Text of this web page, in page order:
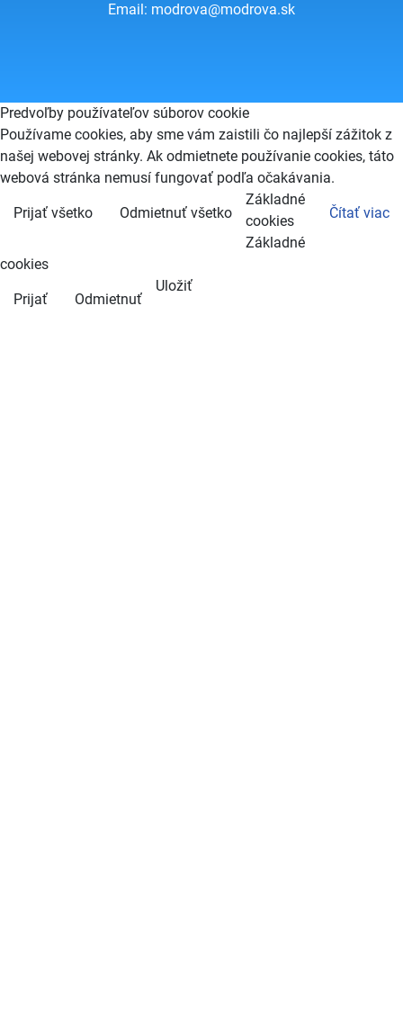
Email: modrova@modrova.sk
Predvoľby používateľov súborov cookie
Používame cookies, aby sme vám zaistili čo najlepší zážitok z
našej webovej stránky. Ak odmietnete používanie cookies, táto
webová stránka nemusí fungovať podľa očakávania.
Prijať všetko Odmietnuť všetko Čítať viac
Základné
cookies
Základné
cookies
Prijať Odmietnuť
Uložiť